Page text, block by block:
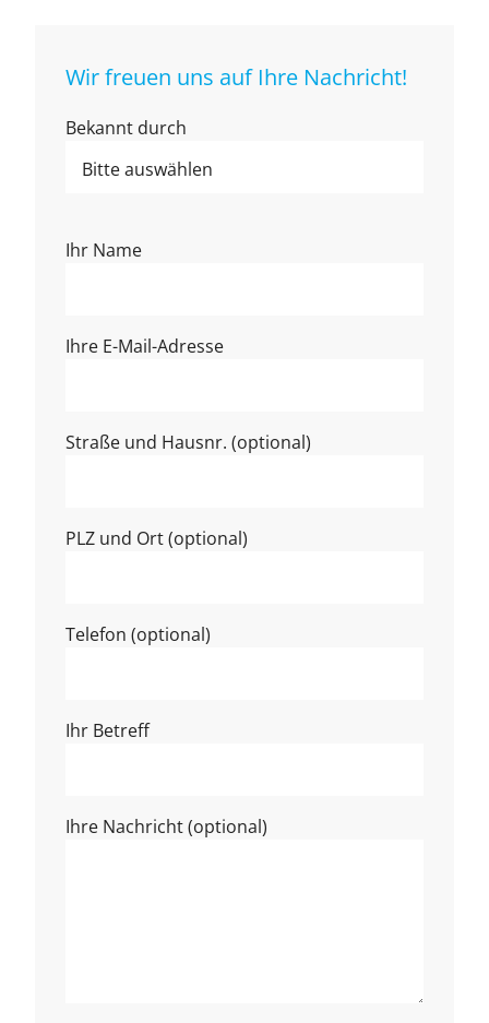
Wir freuen uns auf Ihre Nachricht!
Bekannt durch
Ihr Name
Ihre E-Mail-Adresse
Straße und Hausnr. (optional)
PLZ und Ort (optional)
Telefon (optional)
Ihr Betreff
Ihre Nachricht (optional)